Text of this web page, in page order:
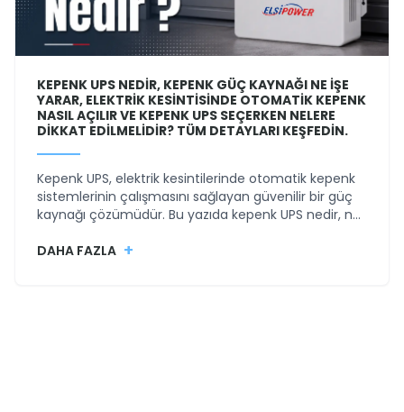
KEPENK UPS NEDIR, KEPENK GÜÇ KAYNAĞI NE IŞE
YARAR, ELEKTRIK KESINTISINDE OTOMATIK KEPENK
NASIL AÇILIR VE KEPENK UPS SEÇERKEN NELERE
DIKKAT EDILMELIDIR? TÜM DETAYLARI KEŞFEDIN.
Kepenk UPS, elektrik kesintilerinde otomatik kepenk
sistemlerinin çalışmasını sağlayan güvenilir bir güç
kaynağı çözümüdür. Bu yazıda kepenk UPS nedir, ne
doğru kepenk UPS seçimi nasıl yapılır sorularını
DAHA FAZLA +